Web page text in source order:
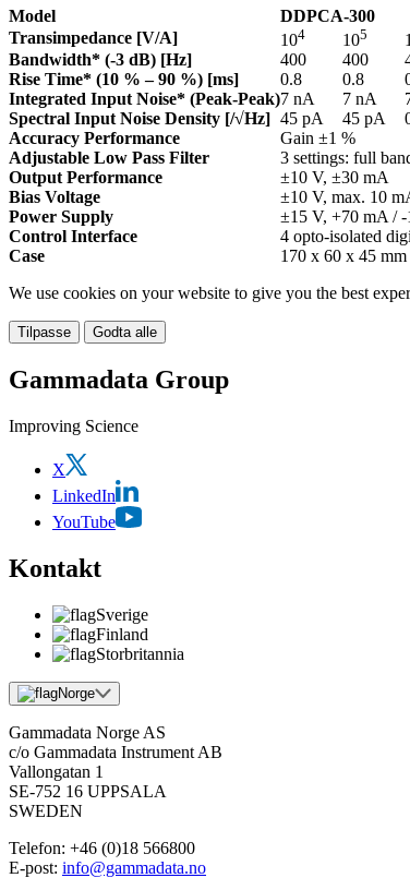
Model
DDPCA-300
Transimpedance [V/A]
104 105
Bandwidth* (-3 dB) [Hz] 400 400
Rise Time* (10 % – 90 %) [ms]
0.8 0.8
Integrated Input Noise* (Peak-Peak)7 nA 7 nA
Spectral Input Noise Density [/√Hz] 45 pA 45 pA
Accuracy Performance
Gain ±1 %
Adjustable Low Pass Filter
3 settings: full
Output Performance
±10 V, ±30 mA
Bias Voltage
±10 V, max. 10
Power Supply
±15 V, +70 mA /
Control Interface
4 opto-isolated
Case
170 x 60 x 45
We use cookies on your website to give you the best
Tilpasse Godta alle
Gammadata Group
Improving Science
X
LinkedIn
YouTube
Kontakt
Sverige
Finland
Storbritannia
Norge
Gammadata Norge AS
c/o Gammadata Instrument AB
Vallongatan 1
SE-752 16 UPPSALA
SWEDEN
Telefon: +46 (0)18 566800
E-post: info@gammadata.no